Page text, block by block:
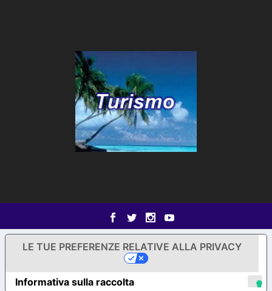
Informativa sulla raccolta
LE TUE PREFERENZE RELATIVE ALLA PRIVACY